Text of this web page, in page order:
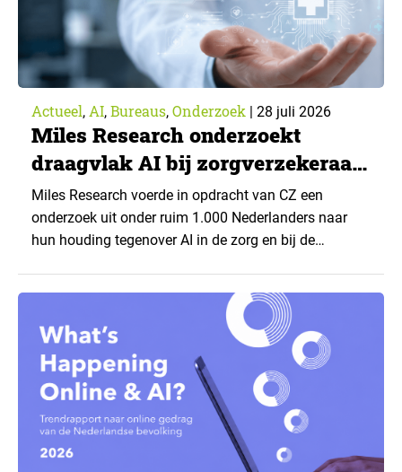
Actueel, AI, Bureaus, Onderzoek | 28 juli 2026
Miles Research onderzoekt
draagvlak AI bij zorgverzekeraar
CZ
Miles Research voerde in opdracht van CZ een
onderzoek uit onder ruim 1.000 Nederlanders naar
hun houding tegenover AI in de zorg en bij de
toepassingen, en waar trekken zij een grens? Dit
artikel is aangeleverd door kennispartner Miles
Research. ▼ De uitkomsten zijn…